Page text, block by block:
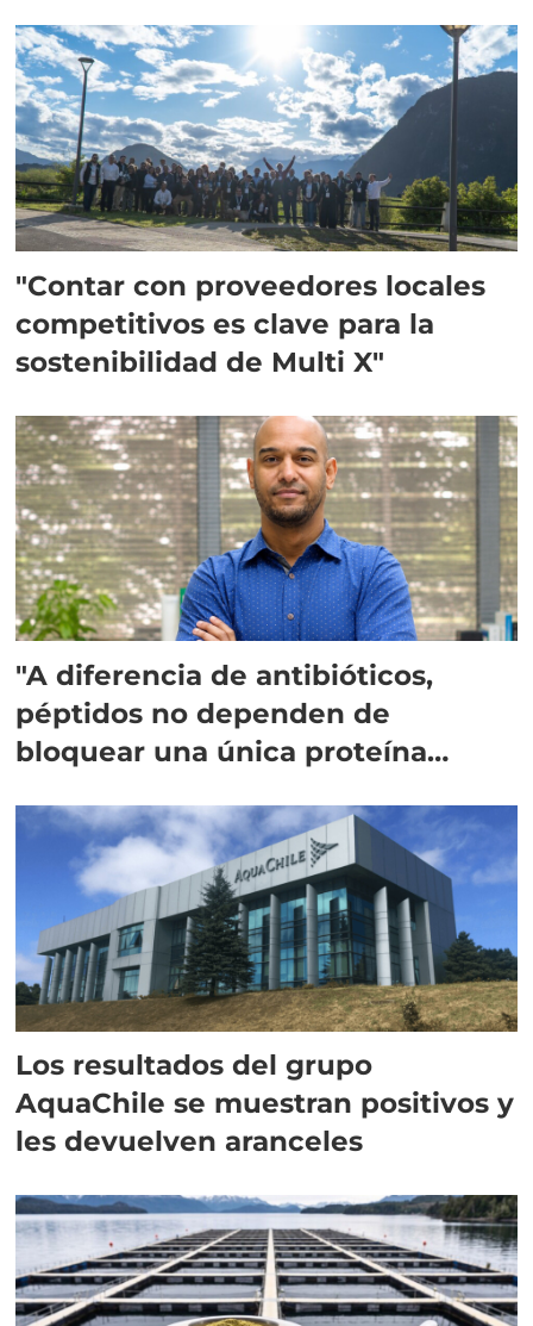
"Contar con proveedores locales
competitivos es clave para la
sostenibilidad de Multi X"
"A diferencia de antibióticos,
péptidos no dependen de
bloquear una única proteína
Los resultados del grupo
AquaChile se muestran positivos y
les devuelven aranceles